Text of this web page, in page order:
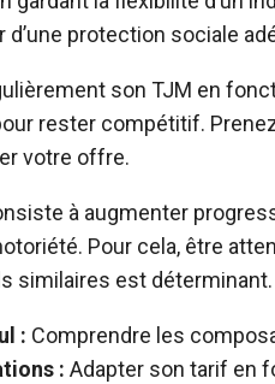
protection sociale
son TJM en
rester compétitif.
votre offre.
à augmenter
Pour cela, être
similaires est déterminant.
: Comprendre les
: Adapter son tarif en